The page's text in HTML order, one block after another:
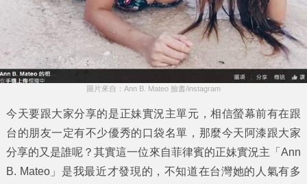
圖片來自：Ann B. Mateo 臉書/instagram
今天要跟大家分享的是正妹實況主單元，相信螢幕前有在跟
台的朋友一定有不少優秀的口袋名單，那麼今天阿漆跟大家
分享的又是誰呢？其實這一位來自菲律賓的正妹實況主 「Ann
B. Mateo」是我最近才發現的，不知道在台灣她的人氣有多